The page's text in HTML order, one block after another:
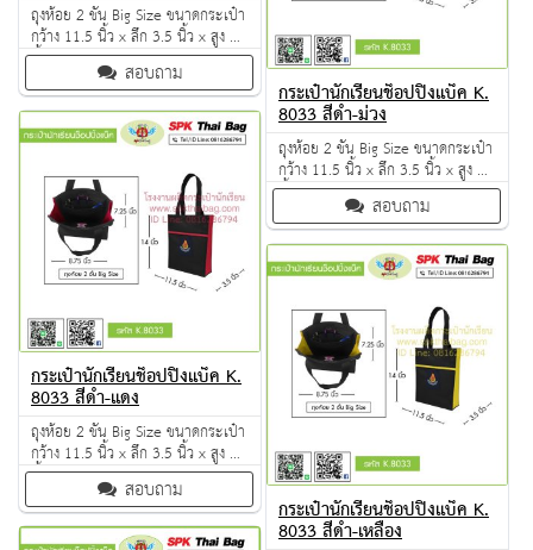
ถุงห้อย 2 ชั้น Big Size ขนาดกระเป๋า
กว้าง 11.5 นิ้ว x ลึก 3.5 นิ้ว x สูง 14
นิ้ว ผลิตจากวัตถุดิบเกรด A ฝีมือการ
เย็บดี ดูแลทุกขั้นตอน QC งาน 100%
จำนวนผลิตขั้นต่ำ 50 ใบ
สอบถาม
กระเป๋านักเรียนช็อปปิ้งแบ็ค K.
8033 สีดำ-ม่วง
ถุงห้อย 2 ชั้น Big Size ขนาดกระเป๋า
กว้าง 11.5 นิ้ว x ลึก 3.5 นิ้ว x สูง 14
นิ้ว ผลิตจากวัตถุดิบเกรด A ฝีมือการ
เย็บดี ดูแลทุกขั้นตอน QC งาน 100%
จำนวนผลิตขั้นต่ำ 50 ใบ
สอบถาม
กระเป๋านักเรียนช็อปปิ้งแบ็ค K.
8033 สีดำ-แดง
ถุงห้อย 2 ชั้น Big Size ขนาดกระเป๋า
กว้าง 11.5 นิ้ว x ลึก 3.5 นิ้ว x สูง 14
นิ้ว ผลิตจากวัตถุดิบเกรด A ฝีมือการ
เย็บดี ดูแลทุกขั้นตอน QC งาน 100%
จำนวนผลิตขั้นต่ำ 50 ใบ
สอบถาม
กระเป๋านักเรียนช็อปปิ้งแบ็ค K.
8033 สีดำ-เหลือง